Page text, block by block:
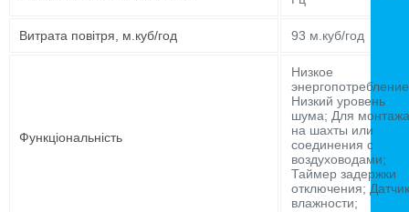
Витрата повітря, м.куб/год 93 м.куб/год
Функціональність
Низкое
Низкий уровень
шума; Для монтажа
на шахты или
соединения с
воздуховодами;
Таймер задержки
отключения; Датчик
влажности;